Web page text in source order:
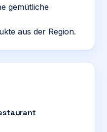
gemütliche
aus der Region.